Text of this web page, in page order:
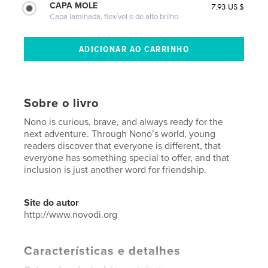
CAPA MOLE
Capa laminada, flexível e de alto brilho
7.93 US $
Sobre o livro
Nono is curious, brave, and always ready for the
next adventure. Through Nono’s world, young
readers discover that everyone is different, that
everyone has something special to offer, and that
inclusion is just another word for friendship.
Site do autor
http://www.novodi.org
Características e detalhes